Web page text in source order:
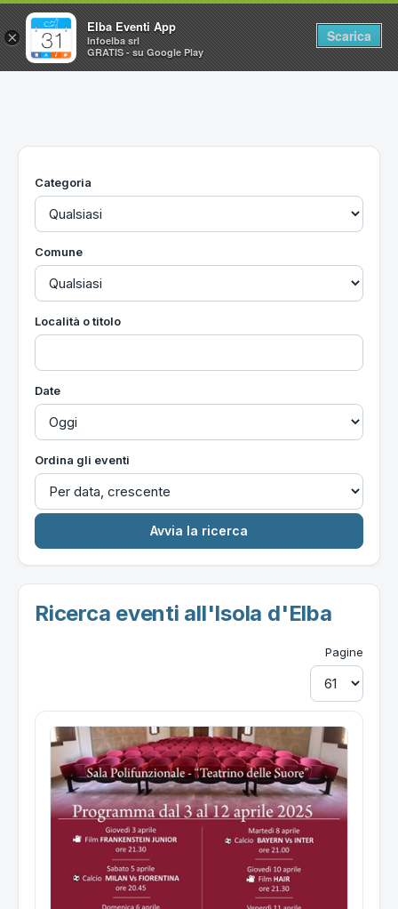
Home
Utilità
Categoria
Comune
Località o titolo
Date
Ordina gli eventi
Ricerca eventi all'Isola d'Elba
Pagine
×
Elba Eventi App
Infoelba srl
GRATIS - su Google Play
Scarica